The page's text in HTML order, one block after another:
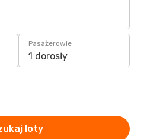
Pasażerowie
1 dorosły
loty